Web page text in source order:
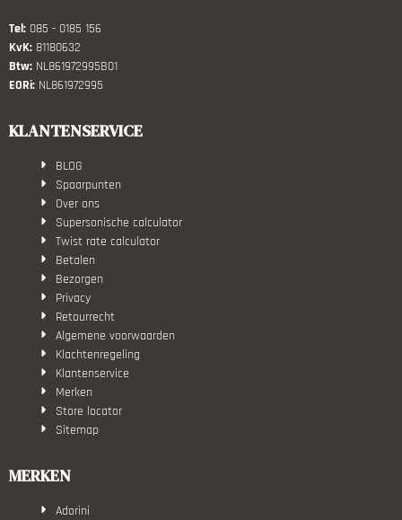
Tel: 085 - 0185 156
KvK: 81180632
Btw: NL861972995B01
EORi: NL861972995
KLANTENSERVICE
BLOG
Spaarpunten
Over ons
Supersonische calculator
Twist rate calculator
Betalen
Bezorgen
Privacy
Retourrecht
Algemene voorwaarden
Klachtenregeling
Klantenservice
Merken
Store locator
Sitemap
MERKEN
Adorini